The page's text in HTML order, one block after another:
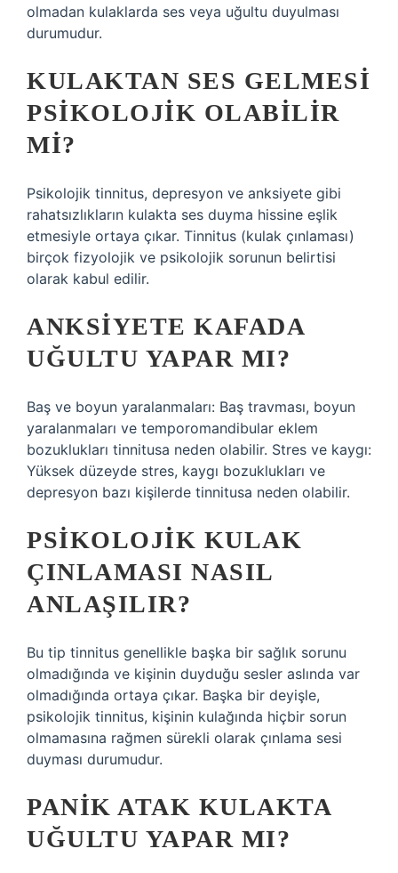
olmadan kulaklarda ses veya uğultu duyulması
durumudur.
KULAKTAN SES GELMESI
PSIKOLOJIK OLABILIR
MI?
Psikolojik tinnitus, depresyon ve anksiyete gibi
rahatsızlıkların kulakta ses duyma hissine eşlik
etmesiyle ortaya çıkar. Tinnitus (kulak çınlaması)
birçok fizyolojik ve psikolojik sorunun belirtisi
olarak kabul edilir.
ANKSIYETE KAFADA
UĞULTU YAPAR MI?
Baş ve boyun yaralanmaları: Baş travması, boyun
yaralanmaları ve temporomandibular eklem
bozuklukları tinnitusa neden olabilir. Stres ve kaygı:
Yüksek düzeyde stres, kaygı bozuklukları ve
depresyon bazı kişilerde tinnitusa neden olabilir.
PSIKOLOJIK KULAK
ÇINLAMASI NASIL
ANLAŞILIR?
Bu tip tinnitus genellikle başka bir sağlık sorunu
olmadığında ve kişinin duyduğu sesler aslında var
olmadığında ortaya çıkar. Başka bir deyişle,
psikolojik tinnitus, kişinin kulağında hiçbir sorun
olmamasına rağmen sürekli olarak çınlama sesi
duyması durumudur.
PANIK ATAK KULAKTA
UĞULTU YAPAR MI?